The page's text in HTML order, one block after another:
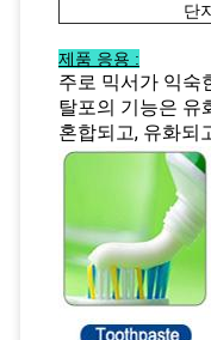
단
제품 응용 :
주로 믹서가 익숙
탈포의 기능은 유
혼합되고, 유화되